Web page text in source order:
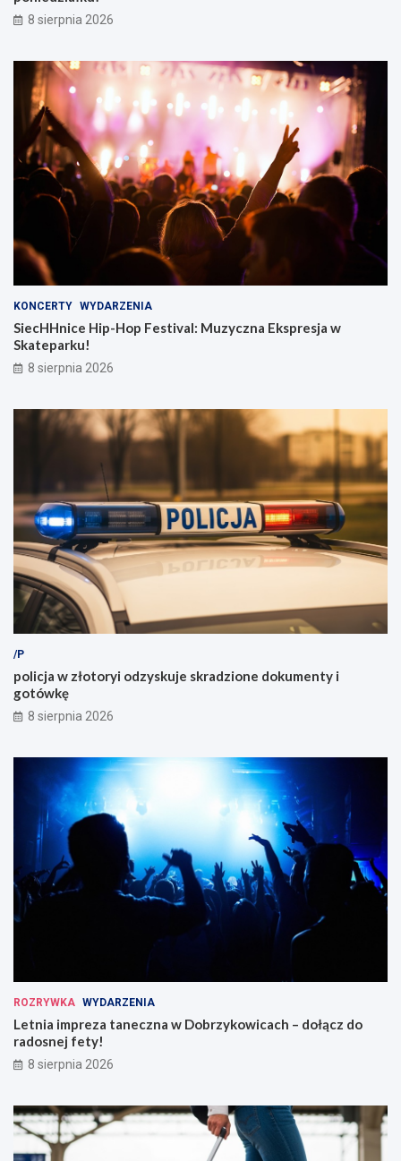
8 sierpnia 2026
KONCERTY WYDARZENIA
SiecHHnice Hip-Hop Festival: Muzyczna Ekspresja w
Skateparku!
8 sierpnia 2026
/P
policja w złotoryi odzyskuje skradzione dokumenty i
gotówkę
8 sierpnia 2026
ROZRYWKA WYDARZENIA
Letnia impreza taneczna w Dobrzykowicach – dołącz do
radosnej fety!
8 sierpnia 2026